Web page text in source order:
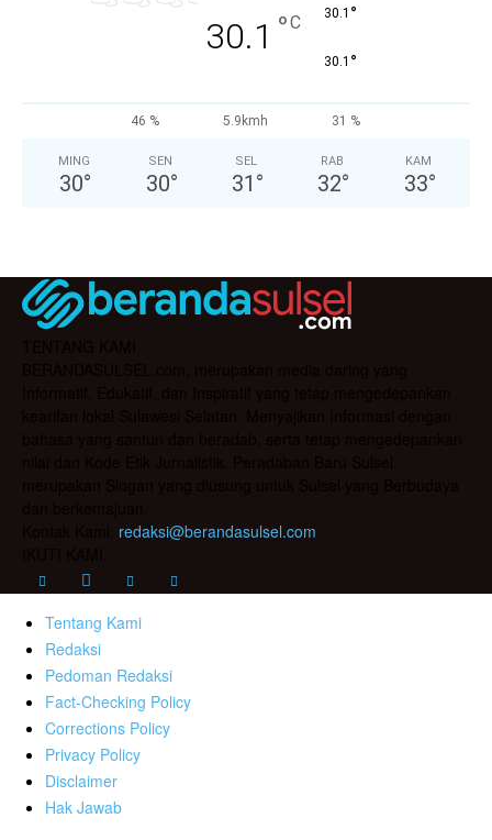
30.1 °C 30.1 °
30.1 °
46 % 5.9kmh 31 %
MING
30°
SEN
30°
SEL
31 °
RAB
32°
KAM
33°
redaksi@berandasulsel.com
Tentang Kami
Redaksi
Pedoman Redaksi
Fact-Checking Policy
Corrections Policy
Privacy Policy
Disclaimer
Hak Jawab